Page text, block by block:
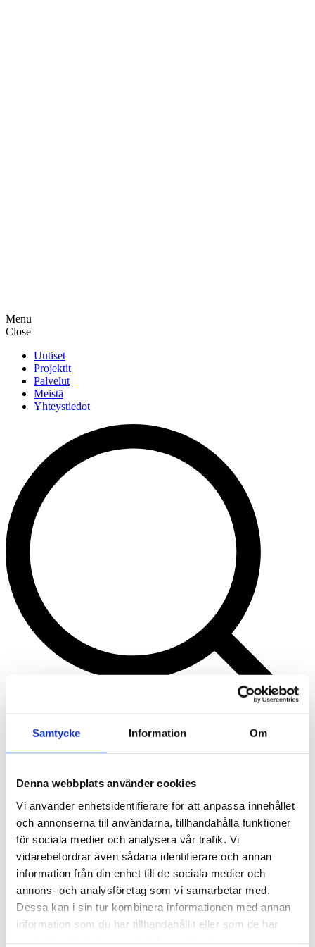
Samtycke Information Om
Denna webbplats använder cookies
Vi använder enhetsidentifierare för att anpassa innehållet
och annonserna till användarna, tillhandahålla funktioner
för sociala medier och analysera vår trafik. Vi
vidarebefordrar även sådana identifierare och annan
information från din enhet till de sociala medier och
annons- och analysföretag som vi samarbetar med.
Dessa kan i sin tur kombinera informationen med annan
information som du har tillhandahållit eller som de har
Menu
Close
Uutiset
Projektit
Palvelut
Meistä
Yhteystiedot
Tengbom Ruotsi
What are you looking for?
Etsi
Esteettömyys
2016-08-09
Esteetön ympäristö on parempi meille kaikille. Arviolta noin
kymmenellä prosentilla väestöstä on jokin toiminnallinen rajoite.
Tämän päälle lasketaan vielä rollaattorien ja lastenvaunujen
käyttäjät. Esteettömyys koskee koko rakennettua ympäristöä kodista
katutilaan sekä julkisiin ulko- ja sisätiloihin.
Tengbomilla on useita arkkitehteja, jotka ovat pätevöityneet
esteettömään suunnitteluun. Kun määräykset tuntee hyvin, voi